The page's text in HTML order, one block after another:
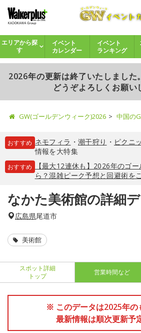
エリアから探
す
イベント
カレンダー
イベント
ランキング
2026年の更新は終了いたしました
どうぞよろしくお願い
GW(ゴールデンウィーク)2026 中国の
おすすめ ネモフィラ ・ 潮干狩り ・ ピクニ
情報を大特集
おすすめ
【最大12連休も】2026年のゴ
ら？混雑ピーク予想と回避術を
なかた美術館の詳細
広島県尾道市
美術館
スポット詳細
トップ
営業時間など
※ このデータは2025年の
最新情報は順次更新予